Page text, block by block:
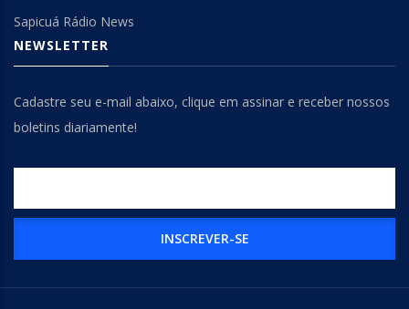
Sapicuá Rádio News
NEWSLETTER
Cadastre seu e-mail abaixo, clique em assinar e receber nossos
boletins diariamente!